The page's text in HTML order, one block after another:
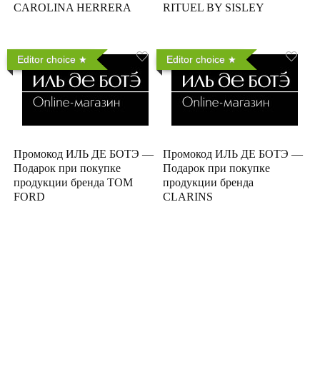
CAROLINA HERRERA
RITUEL BY SISLEY
Editor choice
Промокод ИЛЬ ДЕ БОТЭ —
Подарок при покупке
продукции бренда TOM
FORD
Editor choice
Промокод ИЛЬ ДЕ БОТЭ —
Подарок при покупке
продукции бренда
CLARINS